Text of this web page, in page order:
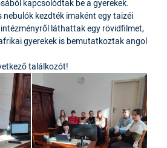
kapcsolódtak be a gyerekek.
kezdték imaként egy taizéi
láthattak egy rövidfilmet,
gyerekek is bemutatkoztak angol
találkozót!